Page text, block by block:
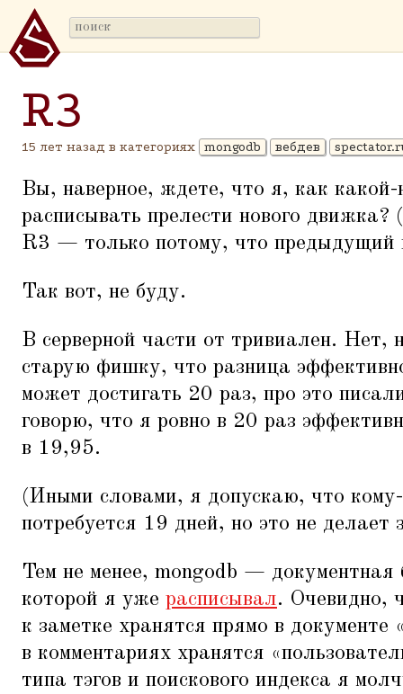
R3
15 лет назад в категориях mongodb вебдев
Вы, наверное, ждете, что я, как
расписывать прелести нового движка?
R3 — только потому, что предыдущий
Так вот, не буду.
В серверной части от тривиален. Нет,
старую фишку, что разница
может достигать 20 раз, про это
говорю, что я ровно в 20 раз
в 19,95.
(Иными словами, я допускаю, что
потребуется 19 дней, но это не делает
Тем не менее, mongodb — документная
которой я уже расписывал. Очевидно,
к заметке хранятся прямо в документе
в комментариях хранятся «
типа тэгов и поискового индекса я